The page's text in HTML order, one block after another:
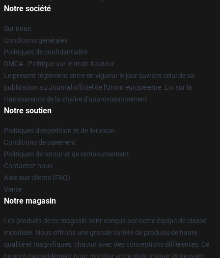
Notre société
Sur nous
Conditions générales
Politiques de confidentialité
DMCA - Politique sur le droit d'auteur
Le présent règlement entre en vigueur le jour suivant celui de sa
publication au Journal officiel de l'Union européenne. Loi sur la
transparence de la chaîne d'approvisionnement
Notre soutien
Politiques d'expédition et de livraison
Conditions de paiement
Politiques de retour et de remboursement
Contactez-nous
Aide aux clients (FAQ)
Vente
Notre magasin
Les produits de ce magasin sont conçus par notre équipe de classe
mondiale. Nous offrons une grande variété de produits de haute
qualité et magnifiques, chacun avec des conceptions différentes. Ce
ne sont pas seulement pour montrer votre style unique; ils peuvent